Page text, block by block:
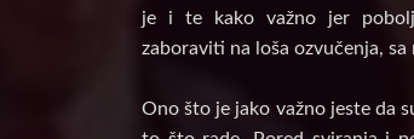
je i te kako važno jer
zaboraviti na loša ozvučenja,
Ono što je jako važno jeste da